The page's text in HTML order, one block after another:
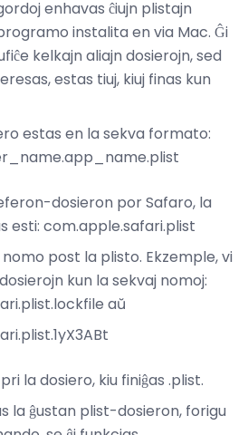
enhavas ĉiujn plistajn
instalita en via Mac. Ĝi
kelkajn aliajn dosierojn, sed
estas tiuj, kiuj finas kun
estas en la sekva formato:
dosieron por Safaro, la
esti: com.apple.safari.plist
post la plisto. Ekzemple, vi
kun la sekvaj nomoj:
aŭ
la dosiero, kiu finiĝas .plist.
la ĝustan plist-dosieron, forigu